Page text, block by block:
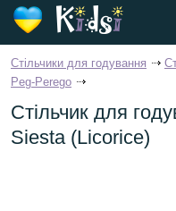
Стільчики для годування
Peg-Perego
Стільчик для
Siesta (Licorice)